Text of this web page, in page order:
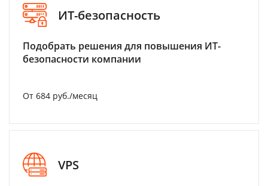
ИТ-безопасность
Подобрать решения для повышения ИТ-
безопасности компании
От 684 руб./месяц
VPS